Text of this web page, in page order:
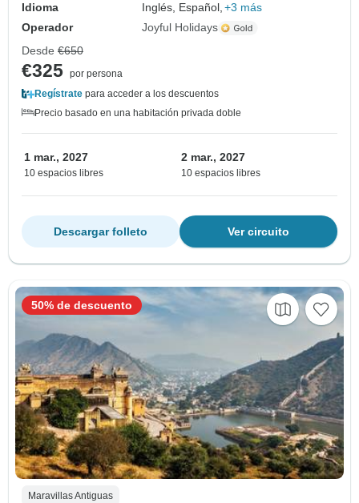
Idioma
Inglés, Español, +3 más
Operador
Joyful Holidays
Desde €650
€325 por persona
Regístrate para acceder a los descuentos
Precio basado en una habitación privada doble
1 mar., 2027
10 espacios libres
2 mar., 2027
10 espacios libres
Ver circuito
Descargar folleto
Maravillas Antiguas
50% de descuento